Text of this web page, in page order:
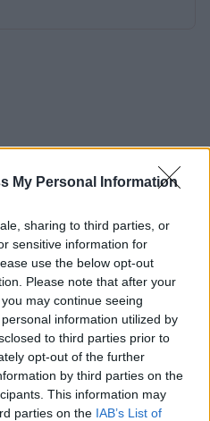
My Personal Information
sharing to third parties, or
sensitive information for
use the below opt-out
Please note that after your
may continue seeing
information utilized by
to third parties prior to
opt-out of the further
by third parties on the
This information may
parties on the IAB’s List of